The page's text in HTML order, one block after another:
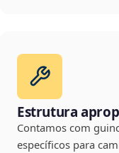
Estrutura
Contamos com
específicos para